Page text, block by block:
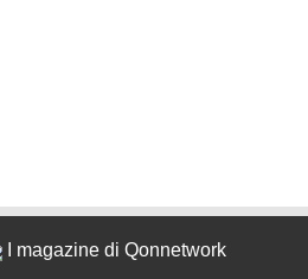
I magazine di Qonnetwork